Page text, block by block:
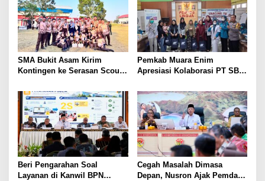
SMA Bukit Asam Kirim
Kontingen ke Serasan Scout
Karakter dan Kepemimpinan
Siswa
Pemkab Muara Enim
Apresiasi Kolaborasi PT SBS
Warga Sekitar Tambang
Beri Pengarahan Soal
Layanan di Kanwil BPN
Cegah Masalah Dimasa
Depan, Nusron Ajak Pemda